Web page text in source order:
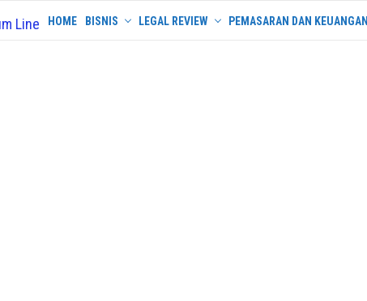
HOME BISNIS LEGAL REVIEW PEMASARAN DAN KEUANGAN